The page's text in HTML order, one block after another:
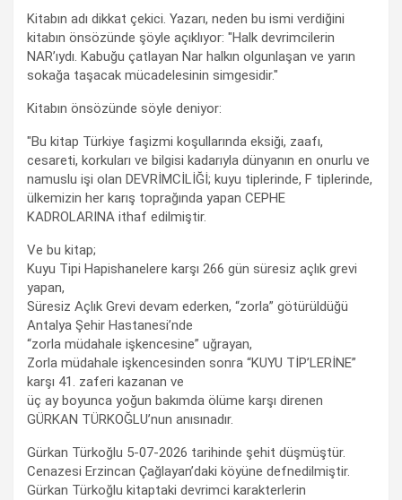
Kitabın adı dikkat çekici. Yazarı, neden bu ismi verdiğini
kitabın önsözünde şöyle açıklıyor: "Halk devrimcilerin
NAR’ıydı. Kabuğu çatlayan Nar halkın olgunlaşan ve yarın
sokağa taşacak mücadelesinin simgesidir."
Kitabın önsözünde söyle deniyor:
"Bu kitap Türkiye faşizmi koşullarında eksiği, zaafı,
cesareti, korkuları ve bilgisi kadarıyla dünyanın en onurlu ve
namuslu işi olan DEVRİMCİLİĞİ; kuyu tiplerinde, F tiplerinde,
ülkemizin her karış toprağında yapan CEPHE
KADROLARINA ithaf edilmiştir.
Ve bu kitap;
Kuyu Tipi Hapishanelere karşı 266 gün süresiz açlık grevi
yapan,
Süresiz Açlık Grevi devam ederken, “zorla” götürüldüğü
Antalya Şehir Hastanesi’nde
“zorla müdahale işkencesine” uğrayan,
Zorla müdahale işkencesinden sonra “KUYU TİP’LERİNE”
karşı 41. zaferi kazanan ve
üç ay boyunca yoğun bakımda ölüme karşı direnen
GÜRKAN TÜRKOĞLU’nun anısınadır.
Gürkan Türkoğlu 5-07-2026 tarihinde şehit düşmüştür.
Cenazesi Erzincan Çağlayan’daki köyüne defnedilmiştir.
Gürkan Türkoğlu kitaptaki devrimci karakterlerin